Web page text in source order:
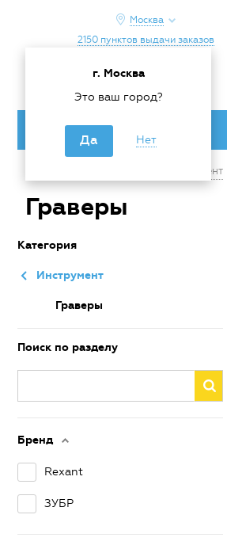
Москва
г. Москва
Это ваш город?
Да Нет
2150 пунктов выдачи заказов
Каталог товаров
Инструмент
Граверы
Категория
Инструмент
Граверы
Поиск по разделу
Бренд
Rexant
ЗУБР